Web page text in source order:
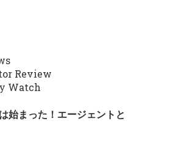
Review
Watch
始まった！エージェントと